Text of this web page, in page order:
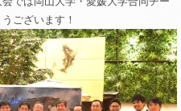
ございます！